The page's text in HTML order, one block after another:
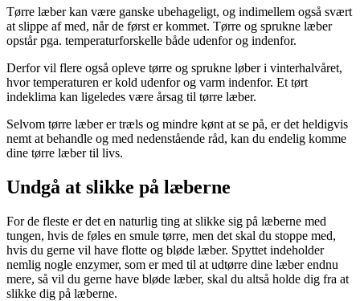
Tørre læber kan være ganske ubehageligt, og indimellem også svært
at slippe af med, når de først er kommet. Tørre og sprukne læber
opstår pga. temperaturforskelle både udenfor og indenfor.
Derfor vil flere også opleve tørre og sprukne løber i vinterhalvåret,
hvor temperaturen er kold udenfor og varm indenfor. Et tørt
indeklima kan ligeledes være årsag til tørre læber.
Selvom tørre læber er træls og mindre kønt at se på, er det heldigvis
nemt at behandle og med nedenstående råd, kan du endelig komme
dine tørre læber til livs.
Undgå at slikke på læberne
For de fleste er det en naturlig ting at slikke sig på læberne med
tungen, hvis de føles en smule tørre, men det skal du stoppe med,
hvis du gerne vil have flotte og bløde læber. Spyttet indeholder
nemlig nogle enzymer, som er med til at udtørre dine læber endnu
mere, så vil du gerne have bløde læber, skal du altså holde dig fra at
slikke dig på læberne.